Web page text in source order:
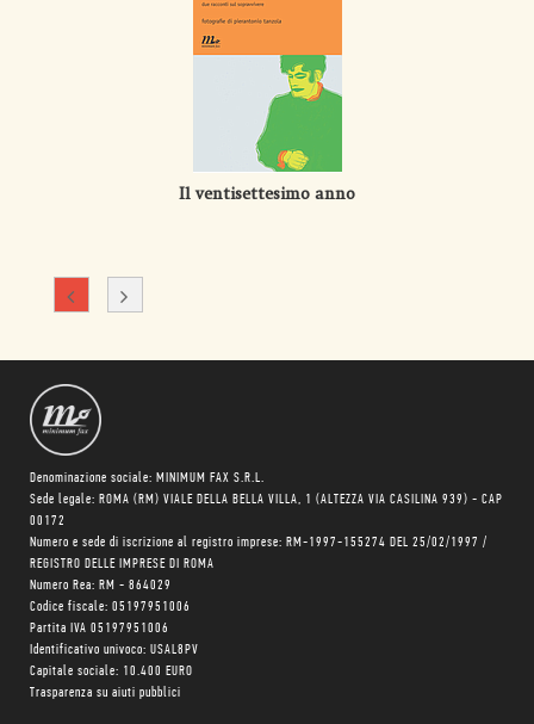
Il ventisettesimo anno
Denominazione sociale: MINIMUM FAX S.R.L.
Sede legale: ROMA (RM) VIALE DELLA BELLA VILLA, 1 (ALTEZZA VIA CASILINA 939) - CAP
00172
Numero e sede di iscrizione al registro imprese: RM-1997-155274 DEL 25/02/1997 /
REGISTRO DELLE IMPRESE DI ROMA
Numero Rea: RM - 864029
Codice fiscale: 05197951006
Partita IVA 05197951006
Identificativo univoco: USAL8PV
Capitale sociale: 10.400 EURO
Trasparenza su aiuti pubblici